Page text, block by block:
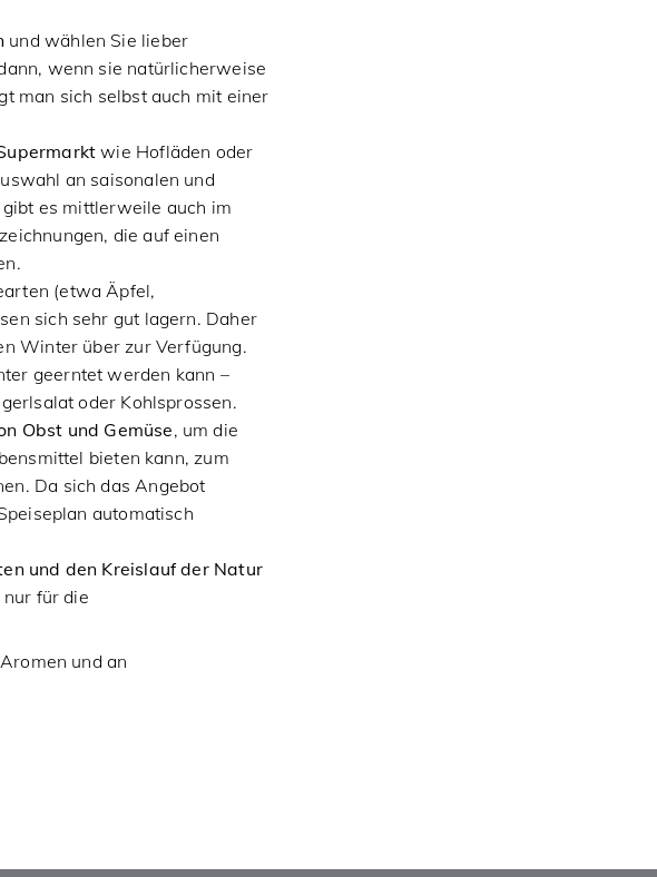
und wählen Sie lieber
wenn sie natürlicherweise
man sich selbst auch mit einer
wie Hofläden oder
an saisonalen und
es mittlerweile auch im
die auf einen
(etwa Äpfel,
sich sehr gut lagern. Daher
Winter über zur Verfügung.
geerntet werden kann –
oder Kohlsprossen.
Obst und Gemüse, um die
bieten kann, zum
Da sich das Angebot
automatisch
und den Kreislauf der Natur
nur für die
und an